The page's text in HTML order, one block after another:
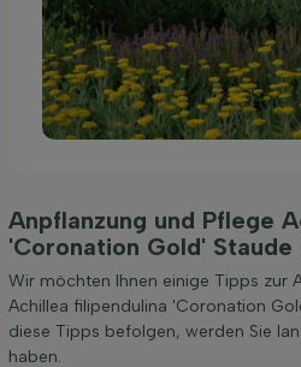
Anpflanzung und Pflege
'Coronation Gold' Staude
Wir möchten Ihnen einige Tipps zur
Achillea filipendulina 'Coronation
diese Tipps befolgen, werden Sie
haben.